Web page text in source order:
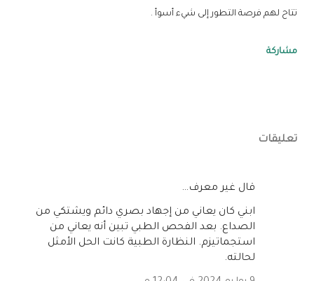
تتاح لهم فرصة التطور إلى شيء أسوأ .
مشاركة
تعليقات
‏قال غير معرف…
ابني كان يعاني من إجهاد بصري دائم ويشتكي من
الصداع. بعد الفحص الطبي تبين أنه يعاني من
استجماتيزم. النظارة الطبية كانت الحل الأمثل
لحالته.